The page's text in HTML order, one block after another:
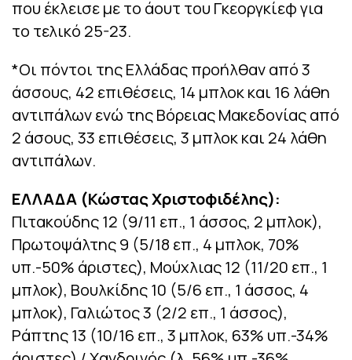
που έκλεισε με το άουτ του Γκεοργκίεφ για
το τελικό 25-23.
*Οι πόντοι της Ελλάδας προήλθαν από 3
άσσους, 42 επιθέσεις, 14 μπλοκ και 16 λάθη
αντιπάλων ενώ της Βόρειας Μακεδονίας από
2 άσους, 33 επιθέσεις, 3 μπλοκ και 24 λάθη
αντιπάλων.
ΕΛΛΑΔΑ (Κώστας Χριστοφιδέλης):
Πιτακούδης 12 (9/11 επ., 1 άσσος, 2 μπλοκ),
Πρωτοψάλτης 9 (5/18 επ., 4 μπλοκ, 70%
υπ.-50% άριστες), Μούχλιας 12 (11/20 επ., 1
μπλοκ), Βουλκίδης 10 (5/6 επ., 1 άσσος, 4
μπλοκ), Γαλιώτος 3 (2/2 επ., 1 άσσος),
Ράπτης 13 (10/16 επ., 3 μπλοκ, 63% υπ.-34%